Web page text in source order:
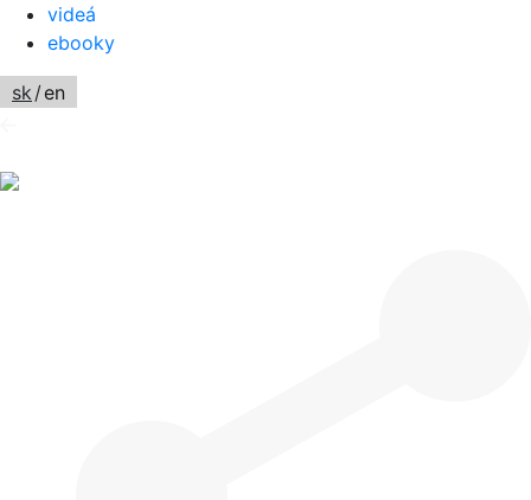
videá
ebooky
sk/en